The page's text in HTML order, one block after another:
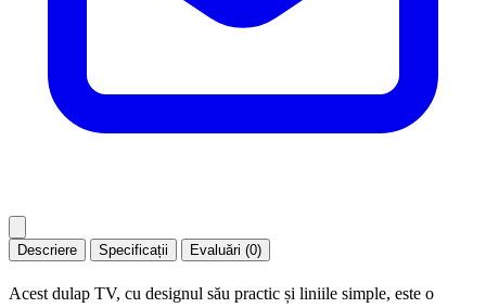
Descriere Specificații Evaluări (0)
Acest dulap TV, cu designul său practic și liniile simple, este o